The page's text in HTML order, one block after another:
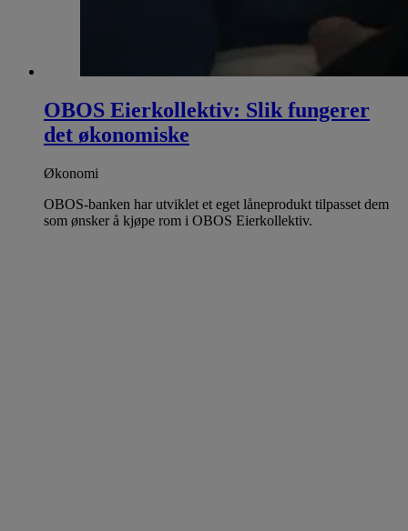
OBOS Eierkollektiv: Slik fungerer
det økonomiske
Økonomi
OBOS-banken har utviklet et eget låneprodukt tilpasset dem
som ønsker å kjøpe rom i OBOS Eierkollektiv.